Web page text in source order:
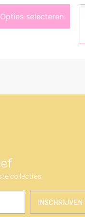
Opties selecteren
collecties
INSCHRIJVEN